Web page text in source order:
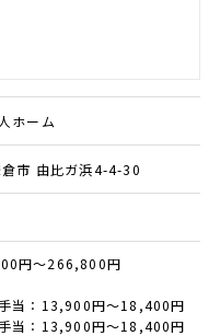
ホーム
市 由比ガ浜4-4-30
円～266,800円
当：13,900円〜18,400円
当：13,900円〜18,400円